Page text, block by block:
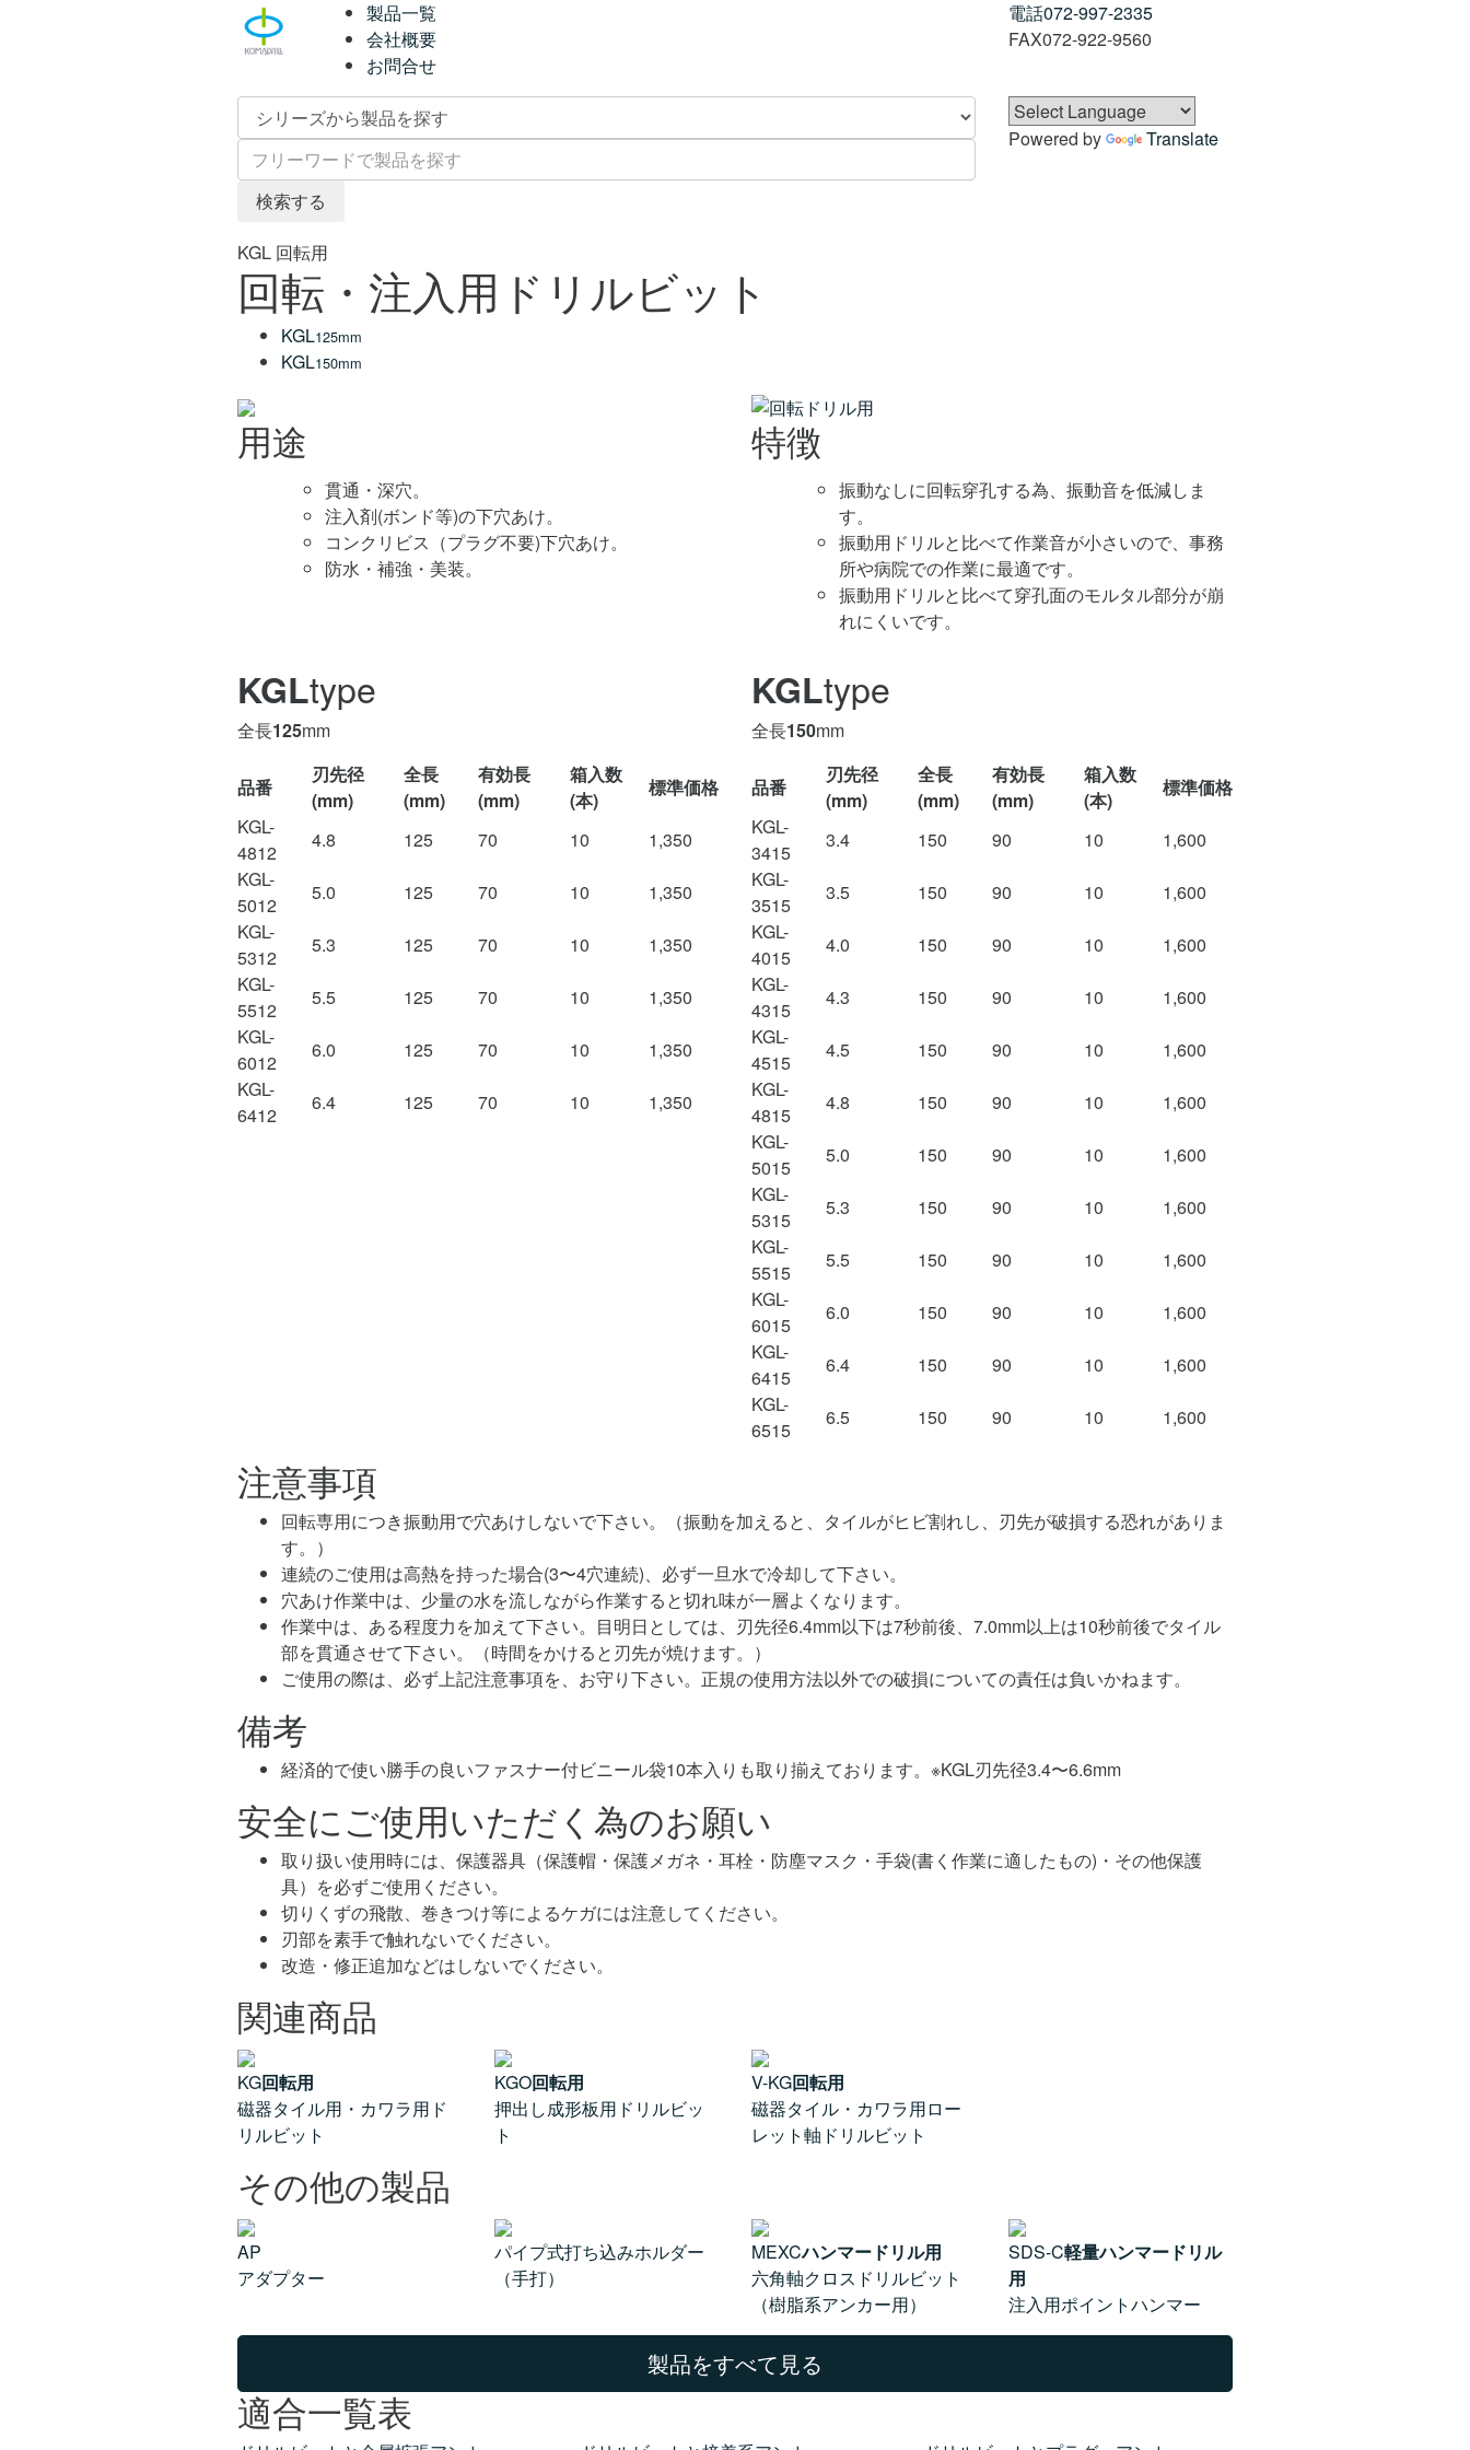
製品一覧
会社概要
お問合せ
電話072-997-2335
FAX072-922-9560
検索する
Powered by Translate
KGL 回転用
回転・注入用ドリルビット
KGL125mm
KGL150mm
用途
貫通・深穴。
注入剤(ボンド等)の下穴あけ。
コンクリビス（プラグ不要)下穴あけ。
防水・補強・美装。
特徴
振動なしに回転穿孔する為、振動音を低減しま
す。
振動用ドリルと比べて作業音が小さいので、事務
所や病院での作業に最適です。
振動用ドリルと比べて穿孔面のモルタル部分が崩
れにくいです。
KGLtype
全長125mm
品番
刃先径
(mm)
全長
(mm)
有効長
(mm)
箱入数
(本)
標準価格
KGL-
4812
4.8 125 70 10
1,350
KGL-
5012
5.0 125 70 10
1,350
KGL-
5312
5.3 125 70 10
1,350
KGL-
5512
5.5 125 70 10
1,350
KGL-
6012
6.0 125 70 10
1,350
KGL-
6412
6.4 125 70 10 1,350
KGLtype
全長150mm
品番
刃先径
(mm)
全長
(mm)
有効長
(mm)
箱入数
(本)
標準価格
KGL-
3415
3.4 150 90 10
1,600
KGL-
3515
3.5 150 90 10
1,600
KGL-
4015
4.0 150 90 10
1,600
KGL-
4315
4.3 150 90 10
1,600
KGL-
4515
4.5 150 90 10
1,600
KGL-
4815
4.8 150 90 10
1,600
KGL-
5015
5.0 150 90 10
1,600
KGL-
5315
5.3 150 90 10
1,600
KGL-
5515
5.5 150 90 10
1,600
KGL-
6015
6.0 150 90 10
1,600
KGL-
6415
6.4 150 90 10
1,600
KGL-
6515
6.5 150 90 10 1,600
注意事項
回転専用につき振動用で穴あけしないで下さい。（振動を加えると、タイルがヒビ割れし、刃先が破損する恐れがありま
す。）
連続のご使用は高熱を持った場合(3〜4穴連続)、必ず一旦水で冷却して下さい。
穴あけ作業中は、少量の水を流しながら作業すると切れ味が一層よくなります。
作業中は、ある程度力を加えて下さい。目明日としては、刃先径6.4mm以下は7秒前後、7.0mm以上は10秒前後でタイル
部を貫通させて下さい。（時間をかけると刃先が焼けます。）
ご使用の際は、必ず上記注意事項を、お守り下さい。正規の使用方法以外での破損についての責任は負いかねます。
備考
経済的で使い勝手の良いファスナー付ビニール袋10本入りも取り揃えております。※KGL刃先径3.4〜6.6mm
安全にご使用いただく為のお願い
取り扱い使用時には、保護器具（保護帽・保護メガネ・耳栓・防塵マスク・手袋(書く作業に適したもの)・その他保護
具）を必ずご使用ください。
切りくずの飛散、巻きつけ等によるケガには注意してください。
刃部を素手で触れないでください。
改造・修正追加などはしないでください。
関連商品
KG回転用
磁器タイル用・カワラ用ド
リルビット
KGO回転用
押出し成形板用ドリルビッ
ト
V-KG回転用
磁器タイル・カワラ用ロー
レット軸ドリルビット
その他の製品
AP
アダプター
パイプ式打ち込みホルダー
（手打）
MEXCハンマードリル用
六角軸クロスドリルビット
（樹脂系アンカー用）
SDS-C軽量ハンマードリル
用
注入用ポイントハンマー
製品をすべて見る
適合一覧表